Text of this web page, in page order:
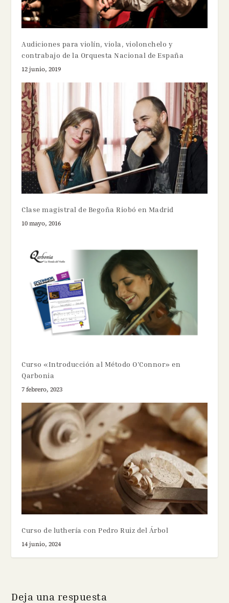
Audiciones para violín, viola, violonchelo y
contrabajo de la Orquesta Nacional de España
12 junio, 2019
Clase magistral de Begoña Riobó en Madrid
10 mayo, 2016
Curso «Introducción al Método O’Connor» en
Qarbonia
7 febrero, 2023
Curso de luthería con Pedro Ruiz del Árbol
14 junio, 2024
Deja una respuesta